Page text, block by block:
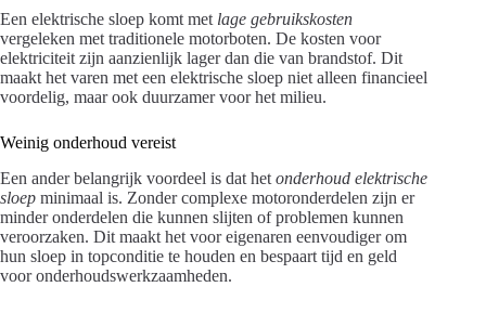
Een elektrische sloep komt met lage gebruikskosten
vergeleken met traditionele motorboten. De kosten voor
elektriciteit zijn aanzienlijk lager dan die van brandstof. Dit
maakt het varen met een elektrische sloep niet alleen financieel
voordelig, maar ook duurzamer voor het milieu.
Weinig onderhoud vereist
Een ander belangrijk voordeel is dat het onderhoud elektrische
sloep minimaal is. Zonder complexe motoronderdelen zijn er
minder onderdelen die kunnen slijten of problemen kunnen
veroorzaken. Dit maakt het voor eigenaren eenvoudiger om
hun sloep in topconditie te houden en bespaart tijd en geld
voor onderhoudswerkzaamheden.